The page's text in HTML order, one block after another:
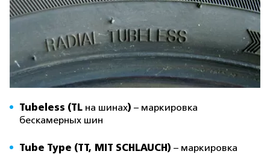
Tubeless (TL на шинах) – маркировка
бескамерных шин
Tube Type (ТТ, MIT SCHLAUCH) – маркировка